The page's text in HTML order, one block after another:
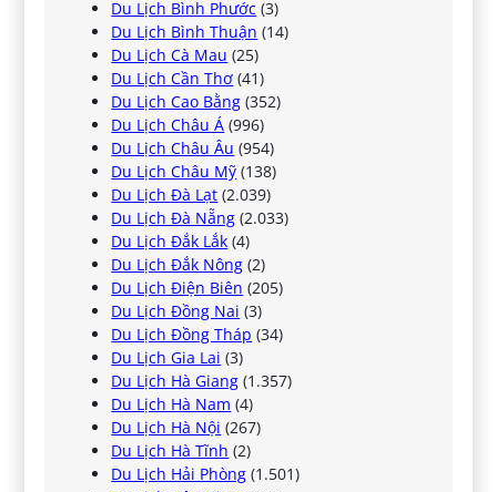
Du Lịch Bình Phước (3)
Du Lịch Bình Thuận (14)
Du Lịch Cà Mau (25)
Du Lịch Cần Thơ (41)
Du Lịch Cao Bằng (352)
Du Lịch Châu Á (996)
Du Lịch Châu Âu (954)
Du Lịch Châu Mỹ (138)
Du Lịch Đà Lạt (2.039)
Du Lịch Đà Nẵng (2.033)
Du Lịch Đắk Lắk (4)
Du Lịch Đắk Nông (2)
Du Lịch Điện Biên (205)
Du Lịch Đồng Nai (3)
Du Lịch Đồng Tháp (34)
Du Lịch Gia Lai (3)
Du Lịch Hà Giang (1.357)
Du Lịch Hà Nam (4)
Du Lịch Hà Nội (267)
Du Lịch Hà Tĩnh (2)
Du Lịch Hải Phòng (1.501)